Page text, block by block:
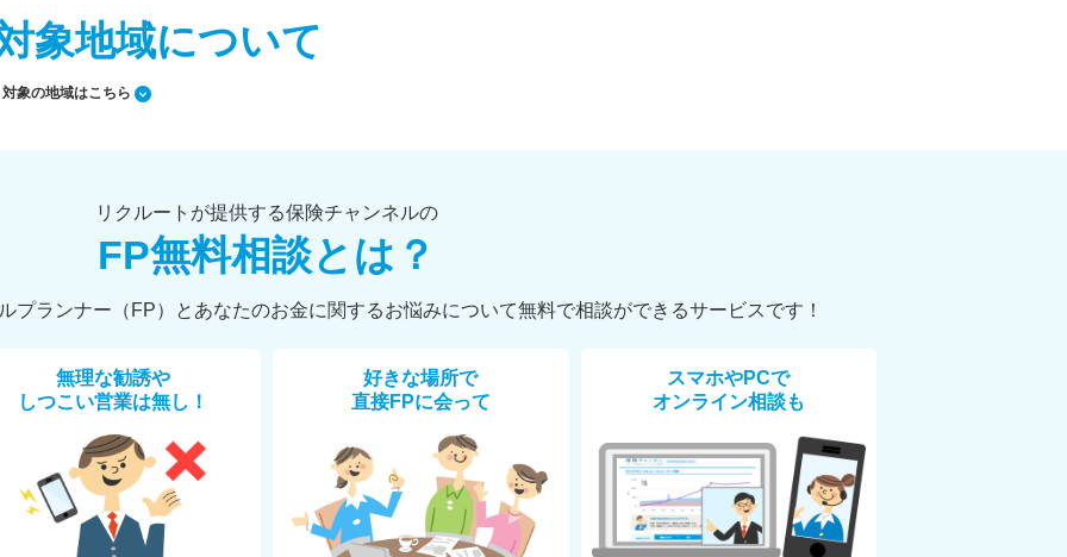
象地域について
対象の地域はこちら
リクルートが提供する保険チャンネルの
FP無料相談とは？
プランナー（FP）とあなたのお金に関するお悩みについて無料で相談ができるサービスです！
無理な勧誘や
しつこい営業は無し！
好きな場所で
直接FPに会って
スマホやPCで
オンライン相談も